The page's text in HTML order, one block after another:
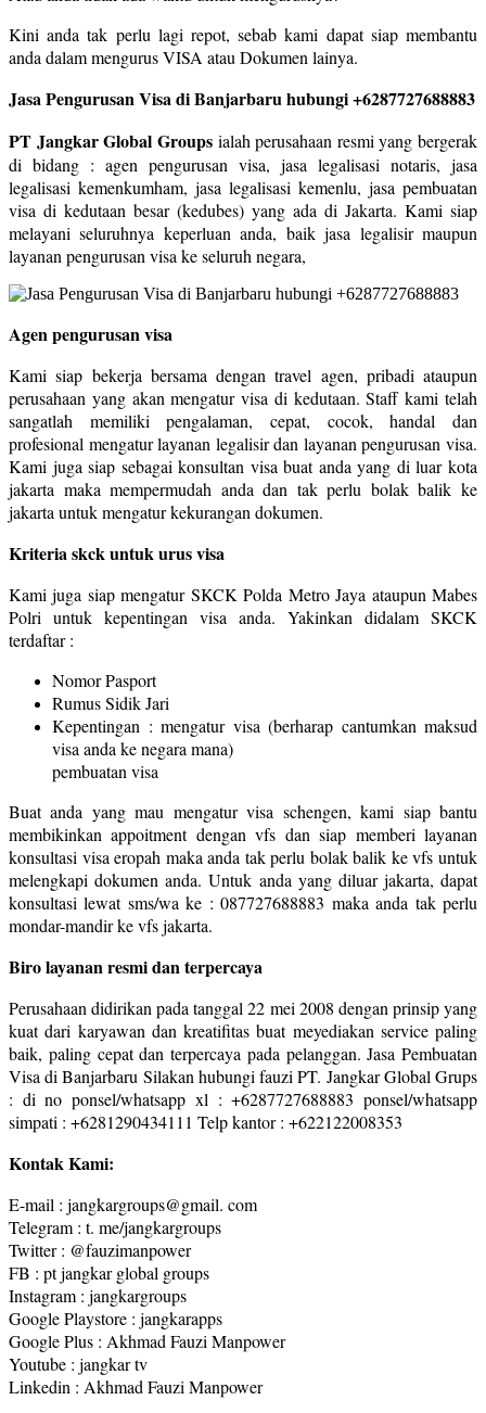
Kini anda tak perlu lagi repot, sebab kami dapat siap membantu
anda dalam mengurus VISA atau Dokumen lainya.
Jasa Pengurusan Visa di Banjarbaru hubungi +6287727688883
PT Jangkar Global Groupsialah perusahaan resmi yang bergerak
di bidang : agen pengurusan visa, jasa legalisasi notaris, jasa
legalisasi kemenkumham, jasa legalisasi kemenlu, jasa pembuatan
visa di kedutaan besar (kedubes) yang ada di Jakarta. Kami siap
melayani seluruhnya keperluan anda, baik jasa legalisir maupun
layanan pengurusan visa ke seluruh negara,
Agen pengurusan visa
Kami siap bekerja bersama dengan travel agen, pribadi ataupun
perusahaan yang akan mengatur visa di kedutaan. Staff kami telah
sangatlah memiliki pengalaman, cepat, cocok, handal dan
profesional mengatur layanan legalisir dan layanan pengurusan visa.
Kami juga siap sebagai konsultan visa buat anda yang di luar kota
jakarta maka mempermudah anda dan tak perlu bolak balik ke
jakarta untuk mengatur kekurangan dokumen.
Kriteria skck untuk urus visa
Kami juga siap mengatur SKCK Polda Metro Jaya ataupun Mabes
Polri untuk kepentingan visa anda. Yakinkan didalam SKCK
terdaftar :
Nomor Pasport
Rumus Sidik Jari
Kepentingan : mengatur visa (berharap cantumkan maksud
visa anda ke negara mana)
pembuatan visa
Buat anda yang mau mengatur visa schengen, kami siap bantu
membikinkan appoitment dengan vfs dan siap memberi layanan
konsultasi visa eropah maka anda tak perlu bolak balik ke vfs untuk
melengkapi dokumen anda. Untuk anda yang diluar jakarta, dapat
konsultasi lewat sms/wa ke : 087727688883 maka anda tak perlu
mondar-mandir ke vfs jakarta.
Biro layanan resmi dan terpercaya
Perusahaan didirikan pada tanggal 22 mei 2008 dengan prinsip yang
kuat dari karyawan dan kreatifitas buat meyediakan service paling
baik, paling cepat dan terpercaya pada pelanggan. Jasa Pembuatan
Visa di Banjarbaru Silakan hubungi fauzi PT. Jangkar Global Grups
: di no ponsel/whatsapp xl : +6287727688883 ponsel/whatsapp
simpati : +6281290434111 Telp kantor : +622122008353
Kontak Kami:
E-mail : jangkargroups@gmail. com
Telegram : t. me/jangkargroups
Twitter : @fauzimanpower
FB : pt jangkar global groups
Instagram : jangkargroups
Google Playstore : jangkarapps
Google Plus : Akhmad Fauzi Manpower
Youtube : jangkar tv
Linkedin : Akhmad Fauzi Manpower